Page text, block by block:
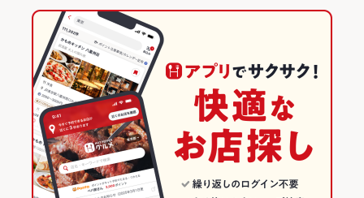
熊本城・市役所前駅 × 和食
熊本城・市役所前駅 × 焼き鳥・鶏料理
居酒屋
熊本市(上通り･下通り･新市街) × 居酒屋
熊本市(上通り･下通り･新市街) × 和風
下通り（通町筋～銀座通り） × 居酒屋
下通り（通町筋～銀座通り） × 和風
熊本 × 和食
熊本 × 焼き鳥・鶏料理
熊本 × 居酒屋
花畑町駅
熊本のグルメランキング
熊本の和食ランキング
熊本の焼き鳥・鶏料理ランキング
熊本市(上通り･下通り･新市街)のグルメランキング
熊本市(上通り･下通り･新市街)の和食ランキング
熊本市(上通り･下通り･新市街)の焼き鳥・鶏料理ランキング